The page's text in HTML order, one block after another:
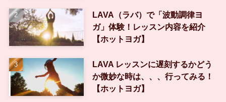
LAVA（ラバ）で「波動調律ヨ
ガ」体験！レッスン内容を紹介
【ホットヨガ】
LAVA レッスンに遅刻するかどう
か微妙な時は、、、行ってみる！
【ホットヨガ】